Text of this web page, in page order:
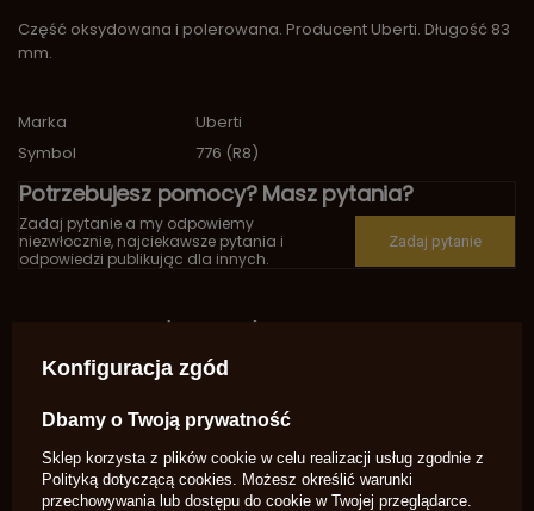
Część oksydowana i polerowana. Producent Uberti. Długość 83
mm.
Marka
Uberti
Symbol
776 (R8)
Potrzebujesz pomocy? Masz pytania?
Zadaj pytanie a my odpowiemy
niezwłocznie, najciekawsze pytania i
odpowiedzi publikując dla innych.
Zadaj pytanie
(UBERTI) R8
5.00
Liczba wystawionych opinii: 4
Konfiguracja zgód
Dbamy o Twoją prywatność
Sklep korzysta z plików cookie w celu realizacji usług zgodnie z
Polityką dotyczącą cookies . Możesz określić warunki
przechowywania lub dostępu do cookie w Twojej przeglądarce.